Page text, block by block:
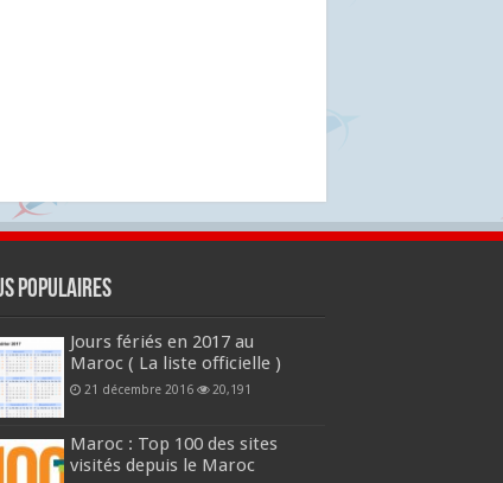
populaires
Jours fériés en 2017 au
Maroc ( La liste officielle )
21 décembre 2016 20,191
Maroc : Top 100 des sites
visités depuis le Maroc